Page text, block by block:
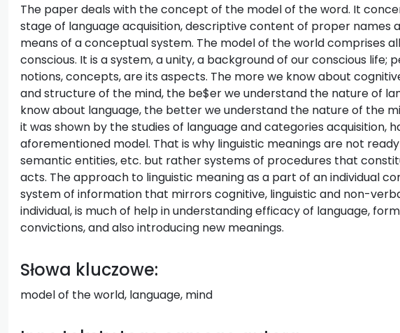
The paper deals with the concept of the model of the word. It
stage of language acquisition, descriptive content of proper names
means of a conceptual system. The model of the world comprises
conscious. It is a system, a unity, a background of our conscious life;
notions, concepts, are its aspects. The more we know about
and structure of the mind, the be$er we understand the nature of
know about language, the better we understand the nature of the
it was shown by the studies of language and categories acquisition,
aforementioned model. That is why linguistic meanings are not
semantic entities, etc. but rather systems of procedures that
acts. The approach to linguistic meaning as a part of an individual
system of information that mirrors cognitive, linguistic and non-
individual, is much of help in understanding efficacy of language,
convictions, and also introducing new meanings.
Słowa kluczowe:
model of the world, language, mind